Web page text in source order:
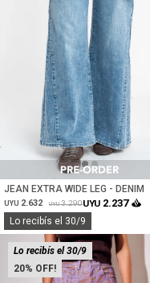
Talle
JEAN EXTRA WIDE LEG - DENIM
UYU 2.632 UYU 3.290UYU 2.237
Lo recibís el 30/9
20
Lo recibís el 30/9